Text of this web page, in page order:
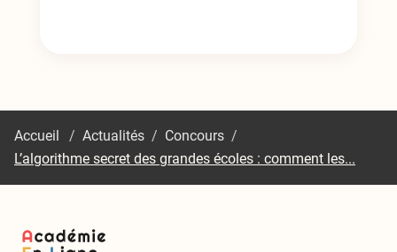
Accueil / Actualités / Concours /
L’algorithme secret des grandes écoles : comment les...